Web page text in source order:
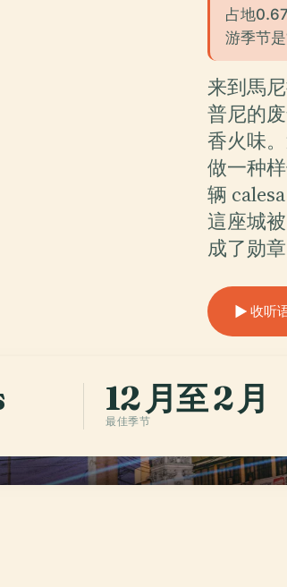
占地
游季节
来到馬
普尼的
香火味
做一种
辆
這座城
成了勋章
收听
12 月至 2 月
最佳季节